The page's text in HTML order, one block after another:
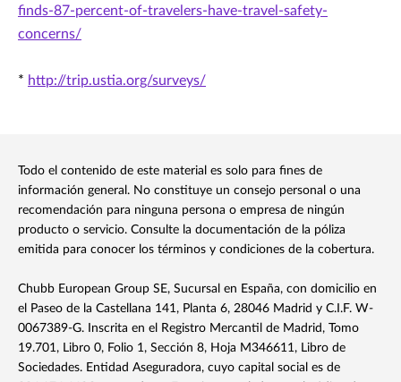
finds-87-percent-of-travelers-have-travel-safety-
concerns/
* http://trip.ustia.org/surveys/
Todo el contenido de este material es solo para fines de
información general. No constituye un consejo personal o una
recomendación para ninguna persona o empresa de ningún
producto o servicio. Consulte la documentación de la póliza
emitida para conocer los términos y condiciones de la cobertura.
Chubb European Group SE, Sucursal en España, con domicilio en
el Paseo de la Castellana 141, Planta 6, 28046 Madrid y C.I.F. W-
0067389-G. Inscrita en el Registro Mercantil de Madrid, Tomo
19.701, Libro 0, Folio 1, Sección 8, Hoja M346611, Libro de
Sociedades. Entidad Aseguradora, cuyo capital social es de